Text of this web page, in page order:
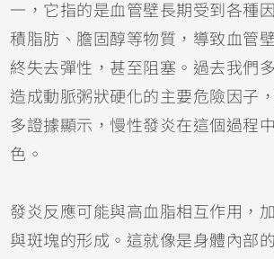
一，它指的是血管壁長期受到各種
積脂肪、膽固醇等物質，導致血管
終失去彈性，甚至阻塞。過去我們
造成動脈粥狀硬化的主要危險因子
多證據顯示，慢性發炎在這個過程
色。
發炎反應可能與高血脂相互作用，
與斑塊的形成。這就像是身體內部